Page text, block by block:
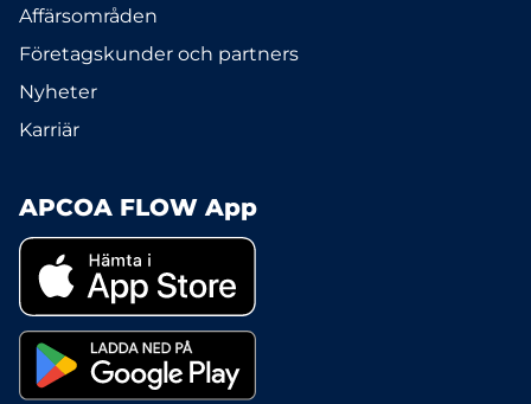
Affärsområden
Företagskunder och partners
Nyheter
Karriär
APCOA FLOW App